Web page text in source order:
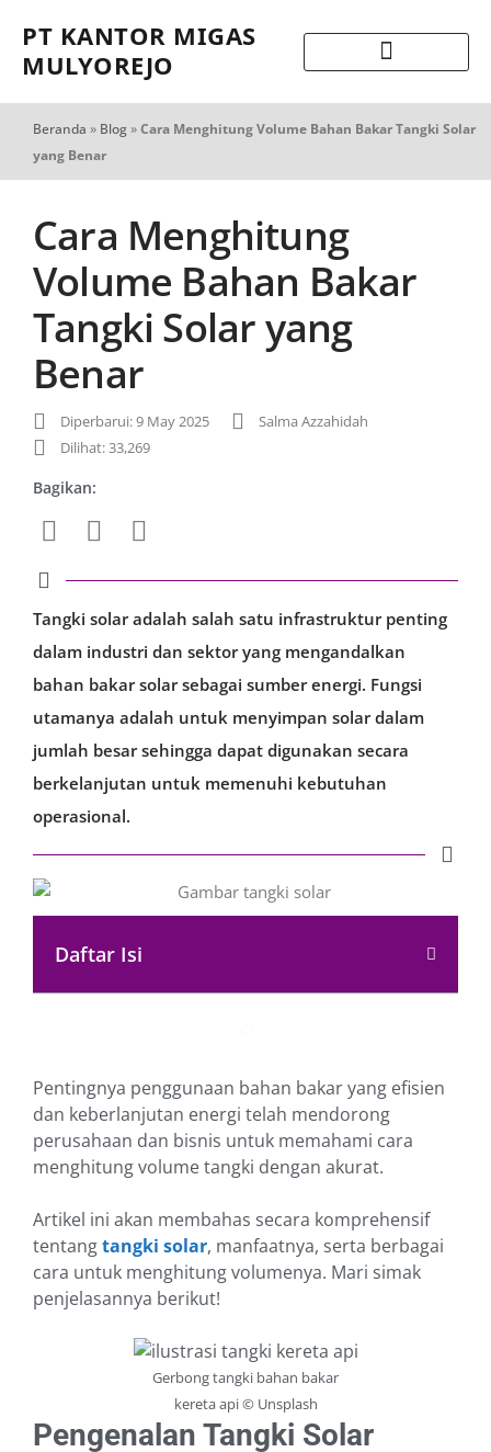
PT KANTOR MIGAS
MULYOREJO
Beranda » Blog»Cara Menghitung Volume Bahan Bakar Tangki Solar
yang Benar
Cara Menghitung
Volume Bahan Bakar
Tangki Solar yang
Benar
Diperbarui: 9 May 2025
Salma Azzahidah
Dilihat: 33,269
Bagikan:
Tangki solar adalah salah satu infrastruktur penting
dalam industri dan sektor yang mengandalkan
bahan bakar solar sebagai sumber energi. Fungsi
utamanya adalah untuk menyimpan solar dalam
jumlah besar sehingga dapat digunakan secara
berkelanjutan untuk memenuhi kebutuhan
operasional.
Daftar Isi
Pentingnya penggunaan bahan bakar yang efisien
dan keberlanjutan energi telah mendorong
perusahaan dan bisnis untuk memahami cara
menghitung volume tangki dengan akurat.
Artikel ini akan membahas secara komprehensif
tentangtangki solar, manfaatnya, serta berbagai
cara untuk menghitung volumenya. Mari simak
penjelasannya berikut!
Gerbong tangki bahan bakar
kereta api © Unsplash
Pengenalan Tangki Solar